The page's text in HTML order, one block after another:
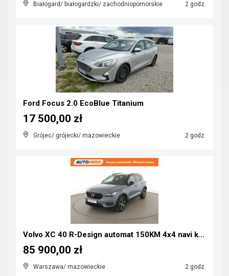
Białogard/ białogardzki/ zachodniopomorskie 2 godz.
Ford Focus 2.0 EcoBlue Titanium
Grójec/ grójecki/ mazowieckie 2 godz.
17 500,00 zł
Volvo XC 40 R-Design automat 150KM 4x4 navi kamera...
Warszawa/ mazowieckie 2 godz.
85 900,00 zł